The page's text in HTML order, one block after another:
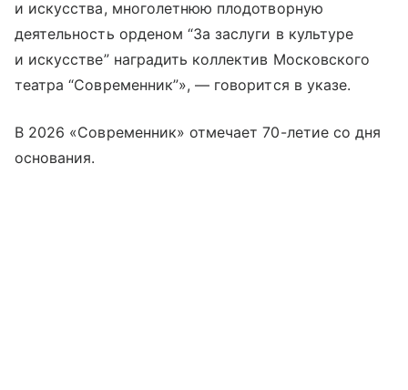
и искусства, многолетнюю плодотворную
деятельность орденом “За заслуги в культуре
и искусстве” наградить коллектив Московского
театра “Современник”», — говорится в указе.
В 2026 «Современник» отмечает 70-летие со дня
основания.